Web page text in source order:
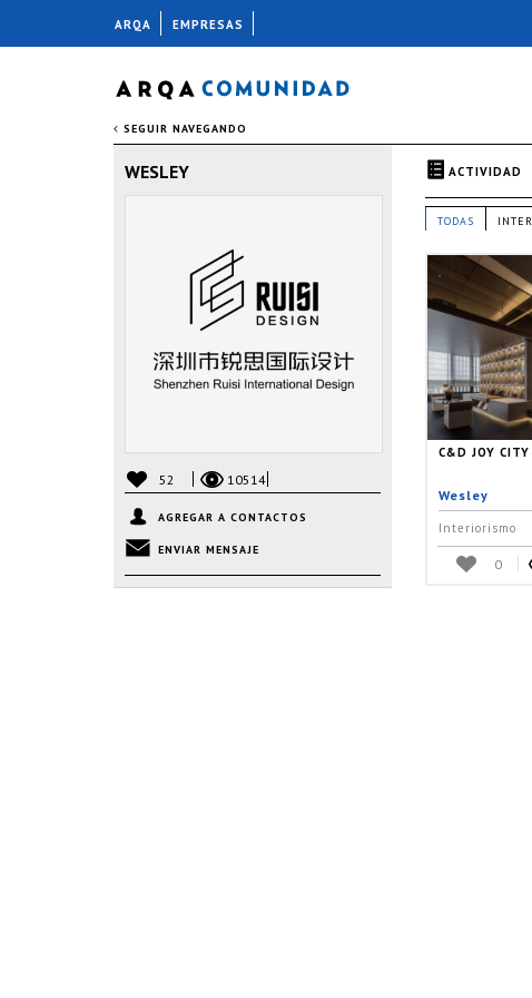
SEGUIR NAVEGANDO
WESLEY
52 10514
AGREGAR A CONTACTOS
ENVIAR MENSAJE
ACTIVIDAD
TODAS
C&D JOY CITY
Wesley
Interiorismo
0
ARQA EMPRESAS